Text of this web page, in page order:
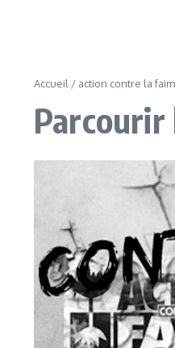
Accueil / action contre la faim
Parcourir